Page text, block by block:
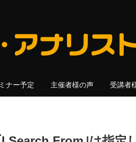
ナー予定 主催者様の声 受講者